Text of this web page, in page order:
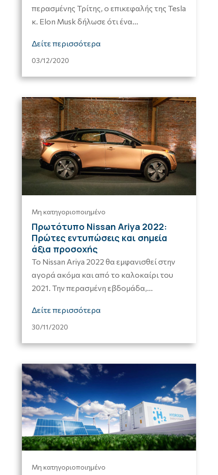
03/12/2020
περασμένης Τρίτης, o επικεφαλής της Tesla
κ. Elon Musk δήλωσε ότι ένα...
Δείτε περισσότερα
Πρωτότυπο Nissan Ariya 2022:
Πρώτες εντυπώσεις και σημεία
άξια προσοχής
30/11/2020
Μη κατηγοριοποιημένο
Το Nissan Ariya 2022 θα εμφανισθεί στην
αγορά ακόμα και από το καλοκαίρι του
2021. Την περασμένη εβδομάδα,...
Δείτε περισσότερα
Μη κατηγοριοποιημένο